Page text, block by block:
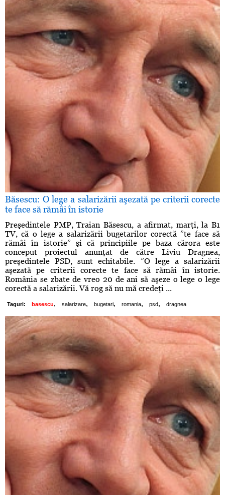
Băsescu: O lege a salarizării aşezată pe criterii corecte
te face să rămâi în istorie
Preşedintele PMP, Traian Băsescu, a afirmat, marţi, la B1
TV, că o lege a salarizării bugetarilor corectă ”te face să
rămâi în istorie” şi că principiile pe baza cărora este
conceput proiectul anunţat de către Liviu Dragnea,
preşedintele PSD, sunt echitabile. ”O lege a salarizării
aşezată pe criterii corecte te face să rămâi în istorie.
România se zbate de vreo 20 de ani să aşeze o lege o lege
corectă a salarizării. Vă rog să nu mă credeţi ...
Taguri: basescu, salarizare, bugetari, romania, psd, dragnea